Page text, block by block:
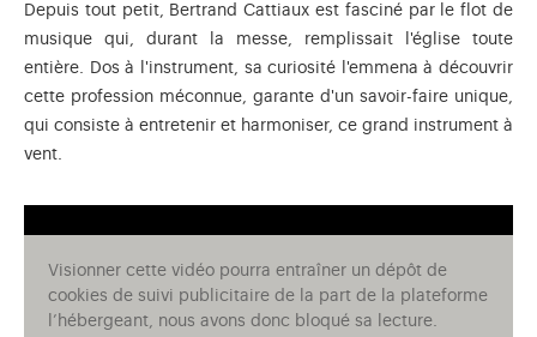
Depuis tout petit, Bertrand Cattiaux est fasciné par le flot de
musique qui, durant la messe, remplissait l'église toute
entière. Dos à l'instrument, sa curiosité l'emmena à découvrir
cette profession méconnue, garante d'un savoir-faire unique,
qui consiste à entretenir et harmoniser, ce grand instrument à
vent.
Visionner cette vidéo pourra entraîner un dépôt de
cookies de suivi publicitaire de la part de la plateforme
l’hébergeant, nous avons donc bloqué sa lecture.